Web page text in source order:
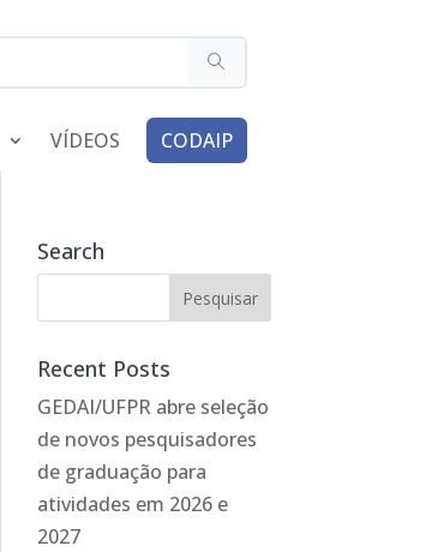
VÍDEOS CODAIP
Search
Recent Posts
GEDAI/UFPR abre seleção
de novos pesquisadores
de graduação para
atividades em 2026 e
2027